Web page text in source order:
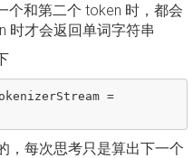
个和第二个 token 时，都会
时才会返回单词字符串
=
，每次思考只是算出下一个